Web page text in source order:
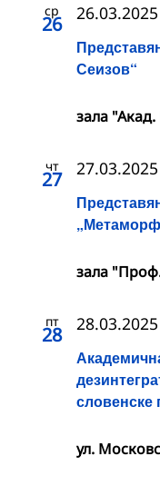
ср
26
Сеизов“
зала
чт
27
зала
пт
28
словенске
ул.